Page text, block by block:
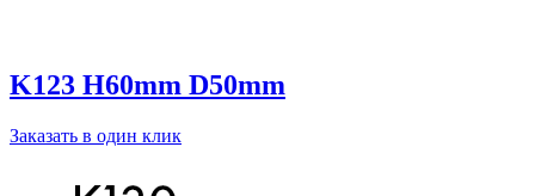
K123 H60mm D50mm
Заказать в один клик